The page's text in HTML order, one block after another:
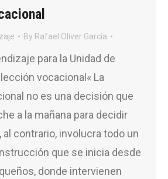
By Rafael Oliver García
para la Unidad de
vocacional« La
no es una decisión que
a la mañana para decidir
contrario, involucra todo un
que se inicia desde
donde intervienen